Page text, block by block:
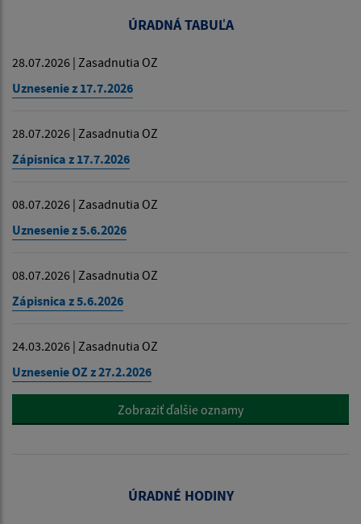
ÚRADNÁ TABUĽA
28.07.2026 | Zasadnutia OZ
Uznesenie z 17.7.2026
28.07.2026 | Zasadnutia OZ
Zápisnica z 17.7.2026
08.07.2026 | Zasadnutia OZ
Uznesenie z 5.6.2026
08.07.2026 | Zasadnutia OZ
Zápisnica z 5.6.2026
24.03.2026 | Zasadnutia OZ
Uznesenie OZ z 27.2.2026
Zobraziť ďalšie oznamy
ÚRADNÉ HODINY